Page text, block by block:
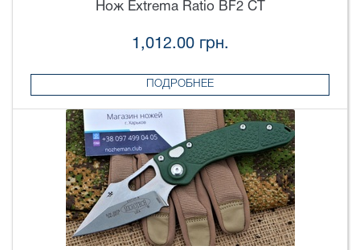
Нож Extrema Ratio BF2 CT
1,012.00 грн.
ПОДРОБНЕЕ